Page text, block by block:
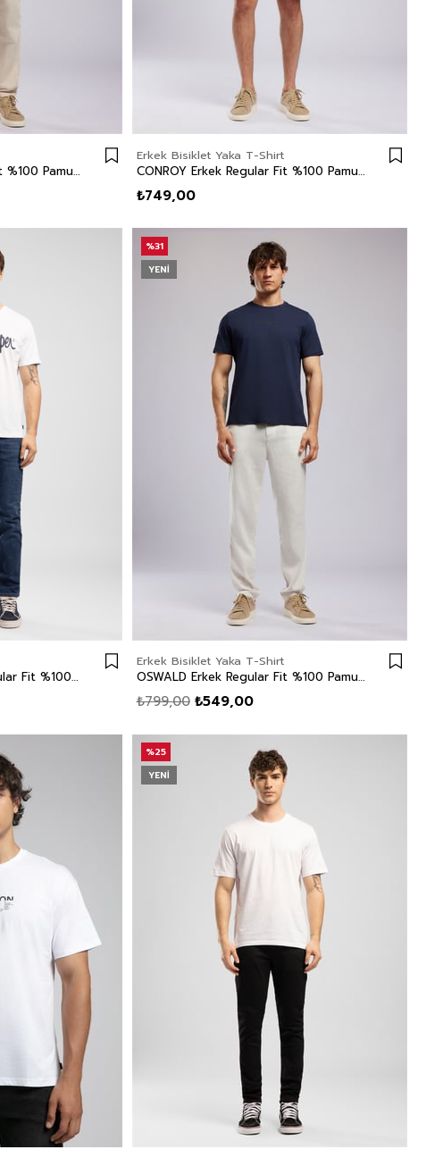
CONROY Erkek Regular Fit %100 Pamuk Baskılı Bisiklet Yaka T-Shirt Yeşil
Erkek Bisiklet Yaka T-Shirt
CONROY Erkek Regular Fit %100 Pamuk Baskılı Bisiklet Yaka T-Shirt Mavi
₺749,00
LONDONLOGO Erkek Regular Fit %100 Pamuk Baskılı Bisiklet Yaka T-Shirt Beyaz
Erkek Bisiklet Yaka T-Shirt
OSWALD Erkek Regular Fit %100 Pamuk Baskılı Bisiklet Yaka T-Shirt Mavi
₺549,00
₺799,00
%31
YENI
%25
YENI